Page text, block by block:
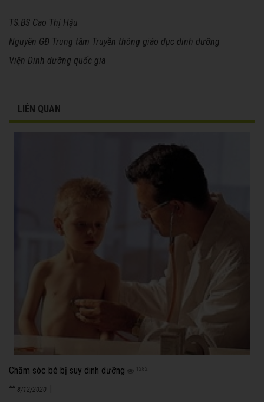
TS.BS Cao Thị Hậu
Nguyên GĐ Trung tâm Truyền thông giáo dục dinh dưỡng
Viện Dinh dưỡng quốc gia
LIÊN QUAN
Chăm sóc bé bị suy dinh dưỡng 1282
8/12/2020 |